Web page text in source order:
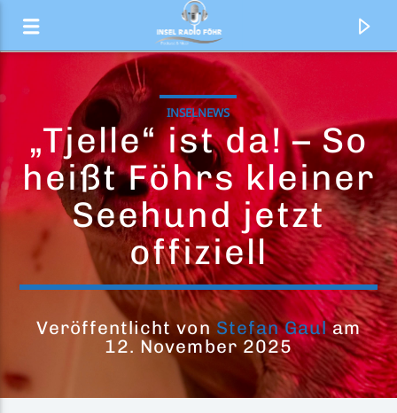
Aktueller Titel
Late in the Evening
INSELNEWS
„Tjelle“ ist da! – So
heißt Föhrs kleiner
Seehund jetzt
offiziell
Veröffentlicht von Stefan Gaulam
12. November 2025